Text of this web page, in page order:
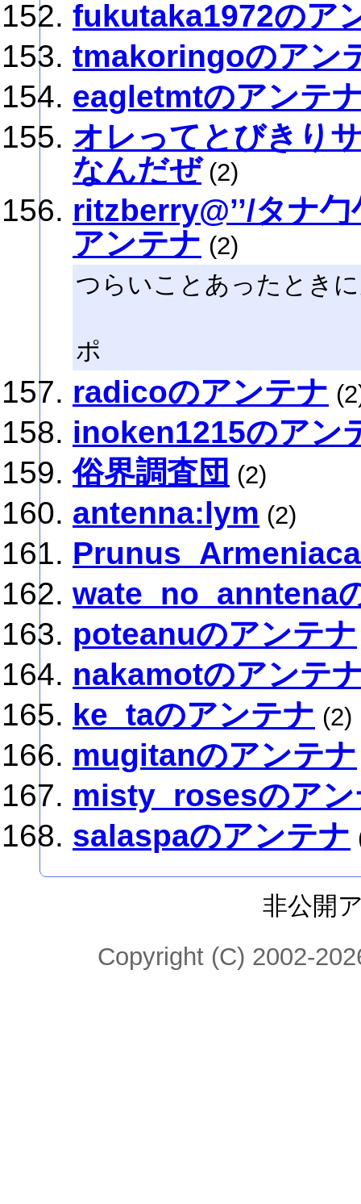
fukutaka1972のア
tmakoringoのアン
eagletmtのアンテ
オレってとびきり
なんだぜ (2)
ritzberry@’’/タナ
アンテナ (2)
つらいことあったとき
ポ
radicoのアンテナ
inoken1215のアン
俗界調査団 (2)
antenna:lym (2)
wate_no_anntena
poteanuのアンテナ
nakamotのアンテ
ke_taのアンテナ (2)
mugitanのアンテナ
misty_rosesのアン
salaspaのアンテナ
非公開
Copyright (C) 2002-